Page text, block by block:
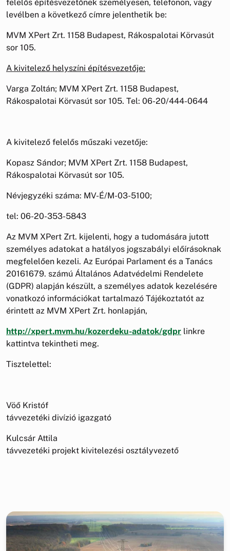
felelős építésvezetőnek személyesen, telefonon, vagy
levélben a következő címre jelenthetik be:
MVM XPert Zrt. 1158 Budapest, Rákospalotai Körvasút
sor 105.
A kivitelező helyszíni építésvezetője:
Varga Zoltán; MVM XPert Zrt. 1158 Budapest,
Rákospalotai Körvasút sor 105. Tel: 06-20/444-0644
A kivitelező felelős műszaki vezetője:
Kopasz Sándor; MVM XPert Zrt. 1158 Budapest,
Rákospalotai Körvasút sor 105.
Névjegyzéki száma: MV-É/M-03-5100;
tel: 06-20-353-5843
Az MVM XPert Zrt. kijelenti, hogy a tudomására jutott
személyes adatokat a hatályos jogszabályi előírásoknak
megfelelően kezeli. Az Európai Parlament és a Tanács
20161679. számú Általános Adatvédelmi Rendelete
(GDPR) alapján készült, a személyes adatok kezelésére
vonatkozó információkat tartalmazó Tájékoztatót az
érintett az MVM XPert Zrt. honlapján,
http://xpert.mvm.hu/kozerdeku-adatok/gdpr linkre
kattintva tekintheti meg.
Tisztelettel:
Vöő Kristóf
távvezetéki divízió igazgató
Kulcsár Attila
távvezetéki projekt kivitelezési osztályvezető